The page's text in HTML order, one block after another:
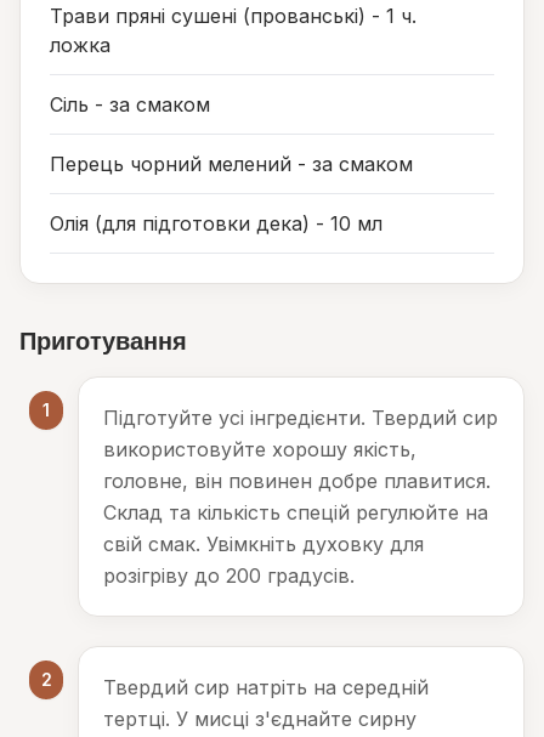
Трави пряні сушені (прованські) - 1 ч.
ложка
Сіль - за смаком
Перець чорний мелений - за смаком
Олія (для підготовки дека) - 10 мл
Приготування
1
Підготуйте усі інгредієнти. Твердий сир
використовуйте хорошу якість,
головне, він повинен добре плавитися.
Склад та кількість спецій регулюйте на
свій смак. Увімкніть духовку для
розігріву до 200 градусів.
2
Твердий сир натріть на середній
тертці. У мисці з'єднайте сирну